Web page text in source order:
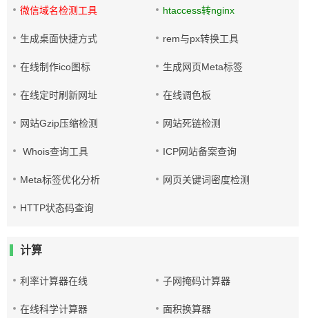
微信域名检测工具 htaccess转nginx
生成桌面快捷方式 rem与px转换工具
在线制作ico图标 生成网页Meta标签
在线定时刷新网址 在线调色板
网站Gzip压缩检测 网站死链检测
Whois查询工具 ICP网站备案查询
Meta标签优化分析 网页关键词密度检测
HTTP状态码查询
计算
利率计算器在线 子网掩码计算器
在线科学计算器 面积换算器